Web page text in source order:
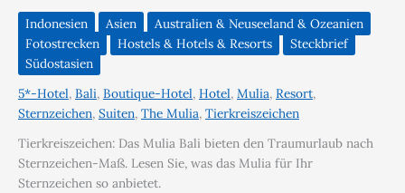
Indonesien Asien
Australien & Neuseeland & Ozeanien
Fotostrecken
Hostels & Hotels & Resorts
Steckbrief
Südostasien
5*-Hotel, Bali, Boutique-Hotel, Hotel, Mulia, Resort,
Sternzeichen, Suiten, The Mulia, Tierkreiszeichen
Tierkreiszeichen: Das Mulia Bali bieten den Traumurlaub nach
Sternzeichen-Maß. Lesen Sie, was das Mulia für Ihr
Sternzeichen so anbietet.